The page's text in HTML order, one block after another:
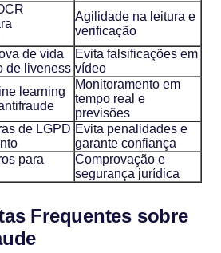
Agilidade na leitura e
verificação
de vida
de liveness
Evita falsificações em
vídeo
learning
Monitoramento em
tempo real e
previsões
de LGPD Evita penalidades e
garante confiança
para
Comprovação e
segurança jurídica
Frequentes sobre